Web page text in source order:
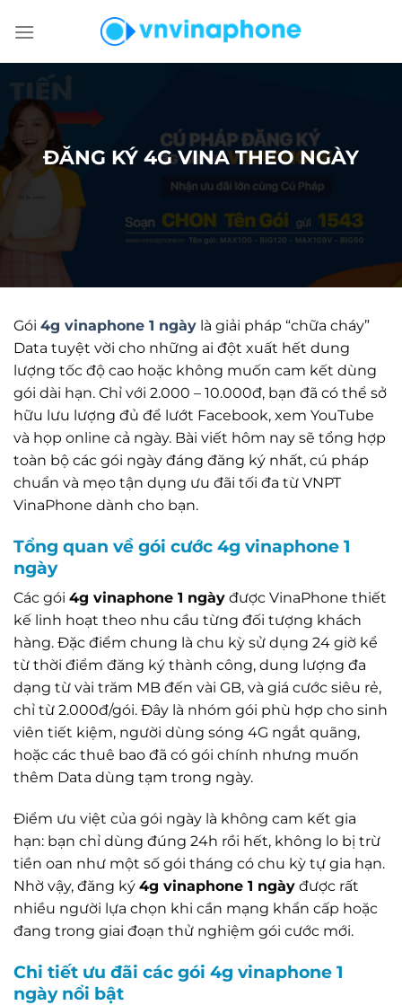
đến
ĐĂNG KÝ 4G VINA THEO NGÀY
Gói 4g vinaphone 1 ngày là giải pháp “chữa cháy”
Data tuyệt vời cho những ai đột xuất hết dung
lượng tốc độ cao hoặc không muốn cam kết dùng
gói dài hạn. Chỉ với 2.000 – 10.000đ, bạn đã có thể sở
hữu lưu lượng đủ để lướt Facebook, xem YouTube
và họp online cả ngày. Bài viết hôm nay sẽ tổng hợp
toàn bộ các gói ngày đáng đăng ký nhất, cú pháp
chuẩn và mẹo tận dụng ưu đãi tối đa từ VNPT
VinaPhone dành cho bạn.
Tổng quan về gói cước 4g vinaphone 1
ngày
Các gói 4g vinaphone 1 ngày được VinaPhone thiết
kế linh hoạt theo nhu cầu từng đối tượng khách
hàng. Đặc điểm chung là chu kỳ sử dụng 24 giờ kể
từ thời điểm đăng ký thành công, dung lượng đa
dạng từ vài trăm MB đến vài GB, và giá cước siêu rẻ,
chỉ từ 2.000đ/gói. Đây là nhóm gói phù hợp cho sinh
viên tiết kiệm, người dùng sóng 4G ngắt quãng,
hoặc các thuê bao đã có gói chính nhưng muốn
thêm Data dùng tạm trong ngày.
Điểm ưu việt của gói ngày là không cam kết gia
hạn: bạn chỉ dùng đúng 24h rồi hết, không lo bị trừ
tiền oan như một số gói tháng có chu kỳ tự gia hạn.
Nhờ vậy, đăng ký 4g vinaphone 1 ngày được rất
nhiều người lựa chọn khi cần mạng khẩn cấp hoặc
đang trong giai đoạn thử nghiệm gói cước mới.
Chi tiết ưu đãi các gói 4g vinaphone 1
ngày nổi bật